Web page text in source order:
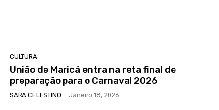
CULTURA
União de Maricá entra na reta final de
preparação para o Carnaval 2026
SARA CELESTINO - Janeiro 18, 2026